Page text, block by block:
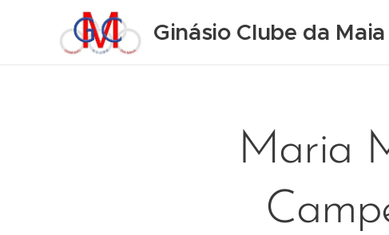
Ginásio Clube da Maia
Maria